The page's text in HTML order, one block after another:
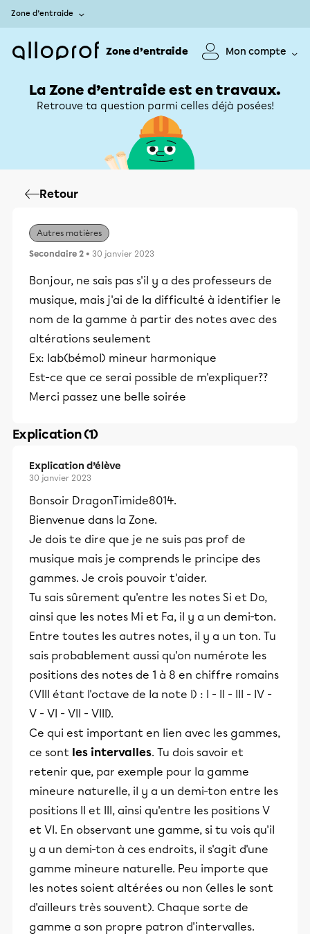
Zone d’entraide
Zone d’entraide Mon compte
La Zone d’entraide est en travaux.
Retrouve ta question parmi celles déjà posées!
Retour
Autres matières
Secondaire 2 • 30 janvier 2023
Bonjour, ne sais pas s'il y a des professeurs de
musique, mais j'ai de la difficulté à identifier le
nom de la gamme à partir des notes avec des
altérations seulement
Ex: lab(bémol) mineur harmonique
Est-ce que ce serai possible de m'expliquer??
Merci passez une belle soirée
Explication (1)
Explication d’élève
30 janvier 2023
Bonsoir DragonTimide8014.
Bienvenue dans la Zone.
Je dois te dire que je ne suis pas prof de
musique mais je comprends le principe des
gammes. Je crois pouvoir t'aider.
Tu sais sûrement qu'entre les notes Si et Do,
ainsi que les notes Mi et Fa, il y a un demi-ton.
Entre toutes les autres notes, il y a un ton. Tu
sais probablement aussi qu'on numérote les
positions des notes de 1 à 8 en chiffre romains
(VIII étant l'octave de la note I) : I - II - III - IV -
V - VI - VII - VIII).
Ce qui est important en lien avec les gammes,
ce sont les intervalles. Tu dois savoir et
retenir que, par exemple pour la gamme
mineure naturelle, il y a un demi-ton entre les
positions II et III, ainsi qu'entre les positions V
et VI. En observant une gamme, si tu vois qu'il
y a un demi-ton à ces endroits, il s'agit d'une
gamme mineure naturelle. Peu importe que
les notes soient altérées ou non (elles le sont
d'ailleurs très souvent). Chaque sorte de
gamme a son propre patron d'intervalles.